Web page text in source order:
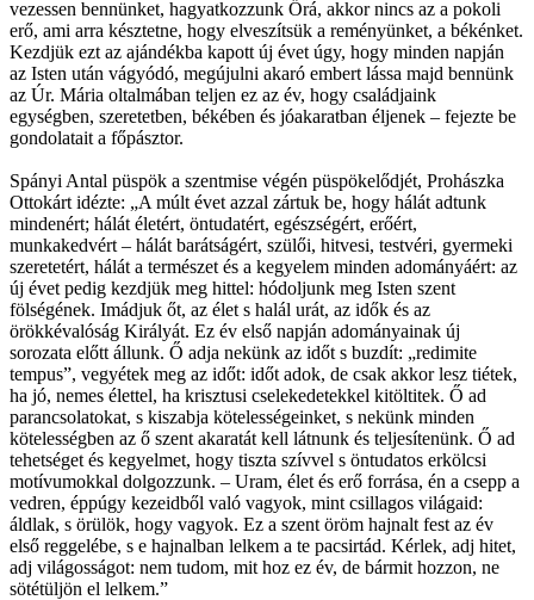
vezessen bennünket, hagyatkozzunk Őrá, akkor nincs az a pokoli
erő, ami arra késztetne, hogy elveszítsük a reményünket, a békénket.
Kezdjük ezt az ajándékba kapott új évet úgy, hogy minden napján
az Isten után vágyódó, megújulni akaró embert lássa majd bennünk
az Úr. Mária oltalmában teljen ez az év, hogy családjaink
egységben, szeretetben, békében és jóakaratban éljenek – fejezte be
gondolatait a főpásztor.
Spányi Antal püspök a szentmise végén püspökelődjét, Prohászka
Ottokárt idézte: „A múlt évet azzal zártuk be, hogy hálát adtunk
mindenért; hálát életért, öntudatért, egészségért, erőért,
munkakedvért – hálát barátságért, szülői, hitvesi, testvéri, gyermeki
szeretetért, hálát a természet és a kegyelem minden adományáért: az
új évet pedig kezdjük meg hittel: hódoljunk meg Isten szent
fölségének. Imádjuk őt, az élet s halál urát, az idők és az
örökkévalóság Királyát. Ez év első napján adományainak új
sorozata előtt állunk. Ő adja nekünk az időt s buzdít: „redimite
tempus”, vegyétek meg az időt: időt adok, de csak akkor lesz tiétek,
ha jó, nemes élettel, ha krisztusi cselekedetekkel kitöltitek. Ő ad
parancsolatokat, s kiszabja kötelességeinket, s nekünk minden
kötelességben az ő szent akaratát kell látnunk és teljesítenünk. Ő ad
tehetséget és kegyelmet, hogy tiszta szívvel s öntudatos erkölcsi
motívumokkal dolgozzunk. – Uram, élet és erő forrása, én a csepp a
vedren, éppúgy kezeidből való vagyok, mint csillagos világaid:
áldlak, s örülök, hogy vagyok. Ez a szent öröm hajnalt fest az év
első reggelébe, s e hajnalban lelkem a te pacsirtád. Kérlek, adj hitet,
adj világosságot: nem tudom, mit hoz ez év, de bármit hozzon, ne
sötétüljön el lelkem.”